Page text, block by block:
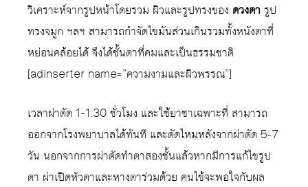
วิเคราะห์จากรูปหน้าโดยรวม ผิวและรูปทรงของ ดวงตา รูป
ทรงจมูก ฯลฯ สามารถกำจัดไขมันส่วนเกินรวมทั้งหนังตาที่
หย่อนคล้อยได้ จึงได้ชั้นตาที่คมและเป็นธรรมชาติ
[adinserter name=”ความงามและผิวพรรณ”]
เวลาผ่าตัด 1-1.30 ชั่วโมง และใช้ยาชาเฉพาะที่ สามารถ
ออกจากโรงพยาบาลได้ทันที และตัดไหมหลังจากผ่าตัด 5-7
วัน นอกจากการผ่าตัดทำตาสองชั้นแล้วหากมีการแก้ไขรูป
ตา ผ่าเปิดหัวตาและหางตาร่วมด้วย คนไข้จะพอใจกับผล